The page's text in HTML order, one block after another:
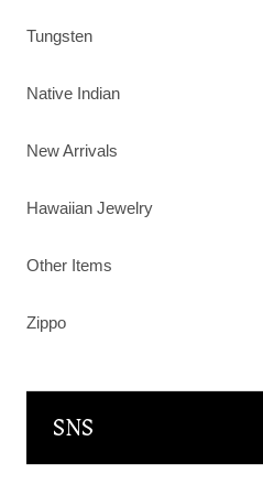
Tungsten
Native Indian
New Arrivals
Hawaiian Jewelry
Other Items
Zippo
SNS